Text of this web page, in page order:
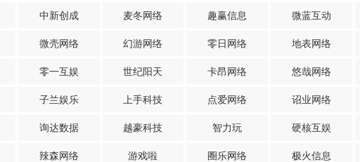
中新创成 麦冬网络 趣赢信息 微蓝互动
微壳网络 幻游网络 零日网络 地表网络
零一互娱 世纪阳天 卡昂网络 悠哉网络
子兰娱乐 上手科技 点爱网络 诏业网络
询达数据 越豪科技 智力玩 硬核互娱
辣森网络 游戏啦 圈乐网络 极火信息